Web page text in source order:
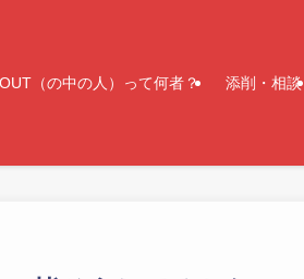
（の中の人）って何者？ 添削・相談